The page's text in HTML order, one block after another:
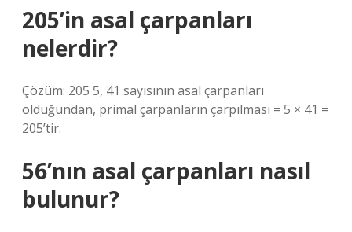
205’in asal çarpanları
nelerdir?
Çözüm: 205 5, 41 sayısının asal çarpanları
olduğundan, primal çarpanların çarpılması = 5 × 41 =
205’tir.
56’nın asal çarpanları nasıl
bulunur?